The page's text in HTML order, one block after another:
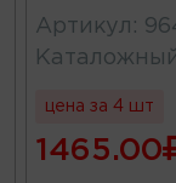
Артикул :
цена за 4 шт
1465.00